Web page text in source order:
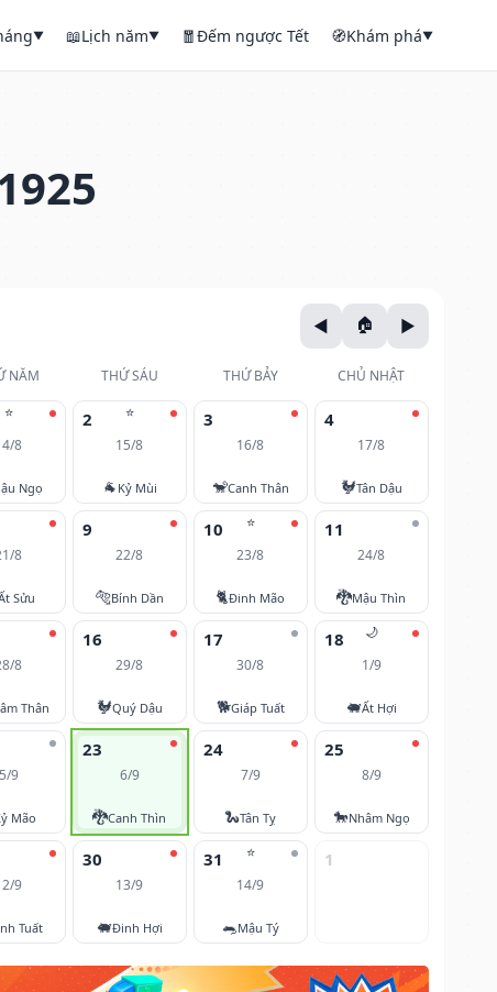
▼ 📖Lịch năm▼ 🧧Đếm ngược Tết 🧭Khám phá▼
NĂM THỨ SÁU THỨ BẢY CHỦ NHẬT
⭐
8
Ngọ
⭐
2
15/8
🐐 Kỷ Mùi
3
16/8
🐒Canh Thân
4
17/8
🐓Tân Dậu
8
Sửu
9
22/8
🐅Bính Dần
⭐
10
23/8
🐈Đinh Mão
11
24/8
🐉Mậu Thìn
8
Thân
16
29/8
🐓Quý Dậu
17
30/8
🐕Giáp Tuất
🌙
18
1/9
🐖Ất Hợi
5/9
Mão
23
6/9
🐉Canh Thìn
24
7/9
🐍Tân Tỵ
25
8/9
🐎Nhâm Ngọ
9
Tuất
30
13/9
🐖Đinh Hợi
⭐
31
14/9
🐀Mậu Tý
1